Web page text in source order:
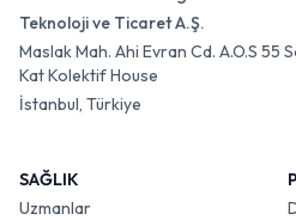
Teknoloji ve Ticaret A.Ş.
Maslak Mah. Ahi Evran Cd. A.O.S 55
Kat Kolektif House
İstanbul, Türkiye
SAĞLIK
Uzmanlar